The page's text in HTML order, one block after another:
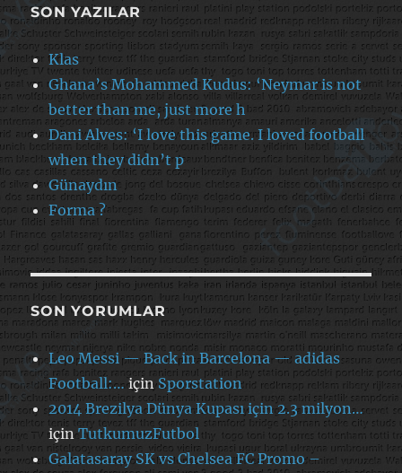
SON YAZILAR
Klas
Ghana’s Mohammed Kudus: ‘Neymar is not
better than me, just more h
Dani Alves: ‘I love this game. I loved football
when they didn’t p
Günaydın
Forma ?
SON YORUMLAR
Leo Messi — Back in Barcelona — adidas
Football:…içinSporstation
2014 Brezilya Dünya Kupası için 2.3 milyon…
içinTutkumuzFutbol
Galatasaray SK vs Chelsea FC Promo –